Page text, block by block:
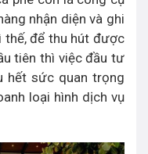
nhận diện và ghi
thế, để thu hút được
tiên thì việc đầu tư
hết sức quan trọng
loại hình dịch vụ